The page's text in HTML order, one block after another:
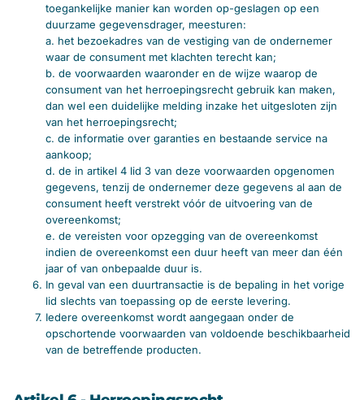
toegankelijke manier kan worden op-geslagen op een
duurzame gegevensdrager, meesturen:
a. het bezoekadres van de vestiging van de ondernemer
waar de consument met klachten terecht kan;
b. de voorwaarden waaronder en de wijze waarop de
consument van het herroepingsrecht gebruik kan maken,
dan wel een duidelijke melding inzake het uitgesloten zijn
van het herroepingsrecht;
c. de informatie over garanties en bestaande service na
aankoop;
d. de in artikel 4 lid 3 van deze voorwaarden opgenomen
gegevens, tenzij de ondernemer deze gegevens al aan de
consument heeft verstrekt vóór de uitvoering van de
overeenkomst;
e. de vereisten voor opzegging van de overeenkomst
indien de overeenkomst een duur heeft van meer dan één
jaar of van onbepaalde duur is.
In geval van een duurtransactie is de bepaling in het vorige
lid slechts van toepassing op de eerste levering.
Iedere overeenkomst wordt aangegaan onder de
opschortende voorwaarden van voldoende beschikbaarheid
van de betreffende producten.